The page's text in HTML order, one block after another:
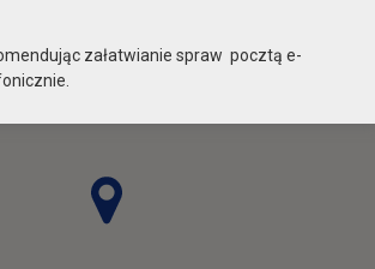
załatwianie spraw pocztą e-